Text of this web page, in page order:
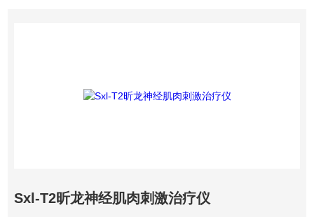
Sxl-T2昕龙神经肌肉刺激治疗仪